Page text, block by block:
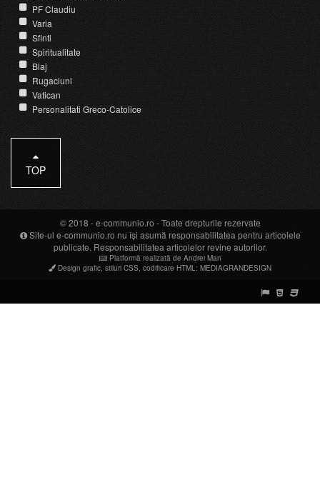
PF Claudiu
Varia
Sfinti
Spiritualitate
Blaj
Rugaciuni
Vatican
Personalitati Greco-Catolice
TOP
© 2018 -e-communio.ro - Toate drepturile rezervate
Site-ul e-communio.ro nu își asumă responsabilitatea pentru articolele
publicate. Responsabilitatea articolelor revine autorilor.
Platformă realizată de Andrei Man
Design grafic stiluri CSS codificare HTML : MEDIAGRANDESIGN